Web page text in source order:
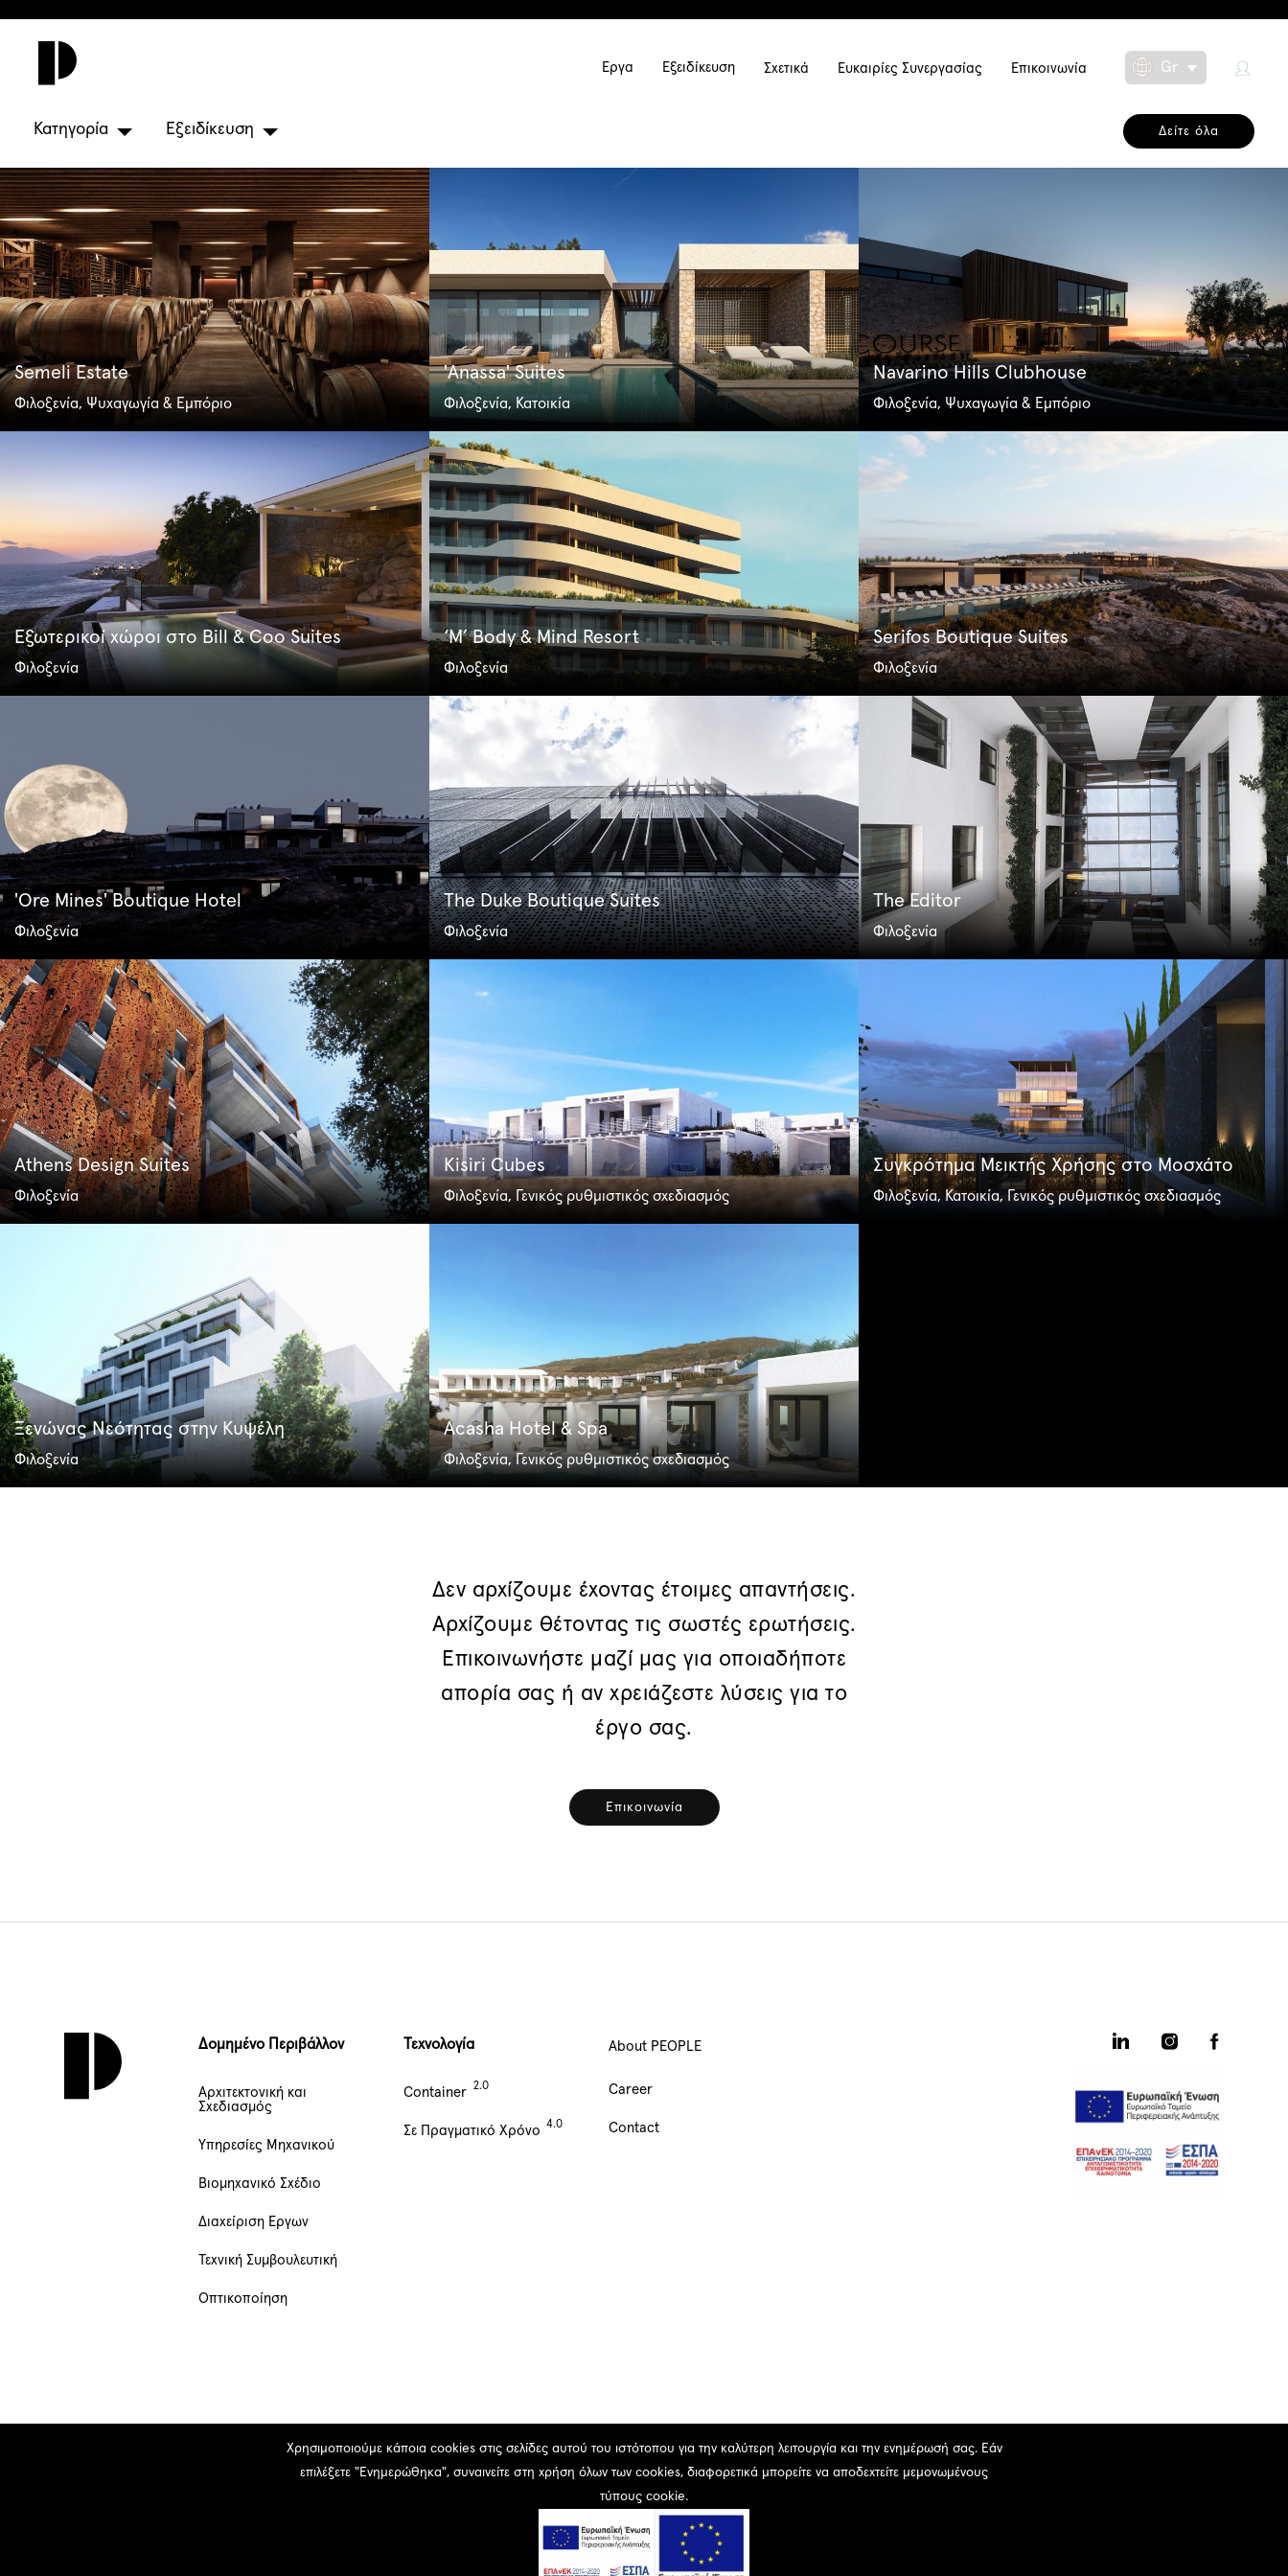
Έργα Εξειδίκευση
Main
Σχετικά Ευκαιρίες Συνεργασίας Επικοινωνία
Gr
Toggle
Κατηγορία Εξειδίκευση Δείτε όλα
Semeli Estate
Φιλοξενία, Ψυχαγωγία & Εμπόριο
'Anassa' Suites
Φιλοξενία, Κατοικία
Navarino Hills Clubhouse
Φιλοξενία, Ψυχαγωγία & Εμπόριο
Εξωτερικοί χώροι στο Bill & Coo Suites
Φιλοξενία
‘M’ Body & Mind Resort
Φιλοξενία
Serifos Boutique Suites
Φιλοξενία
'Ore Mines' Boutique Hotel
Φιλοξενία
The Duke Boutique Suites
Φιλοξενία
The Editor
Φιλοξενία
Athens Design Suites
Φιλοξενία
Kisiri Cubes
Φιλοξενία, Γενικός ρυθμιστικός σχεδιασμός
Συγκρότημα Μεικτής Χρήσης στο Μοσχάτο
Φιλοξενία, Κατοικία, Γενικός ρυθμιστικός σχεδιασμός
Ξενώνας Νεότητας στην Κυψέλη
Φιλοξενία
Acasha Hotel & Spa
Φιλοξενία, Γενικός ρυθμιστικός σχεδιασμός
Δεν αρχίζουμε έχοντας έτοιμες απαντήσεις.
Αρχίζουμε θέτοντας τις σωστές ερωτήσεις.
Επικοινωνήστε μαζί μας για οποιαδήποτε
απορία σας ή αν χρειάζεστε λύσεις για το
έργο σας.
Επικοινωνία
Δομημένο Περιβάλλον
Αρχιτεκτονική και
Σχεδιασμός
Υπηρεσίες Μηχανικού
Βιομηχανικό Σχέδιο
Διαχείριση Έργων
Τεχνική Συμβουλευτική
Οπτικοποίηση
Τεχνολογία
Container
Σε Πραγματικό Χρόνο
Navigation
About PEOPLE
Career
Contact
Χρησιμοποιούμε κάποια cookies στις σελίδες αυτού του ιστότοπου για την καλύτερη λειτουργία και την ενημέρωσή σας. Εάν
επιλέξετε "Ενημερώθηκα", συναινείτε στη χρήση όλων των cookies, διαφορετικά μπορείτε να αποδεχτείτε μεμονωμένους
τύπους cookie.